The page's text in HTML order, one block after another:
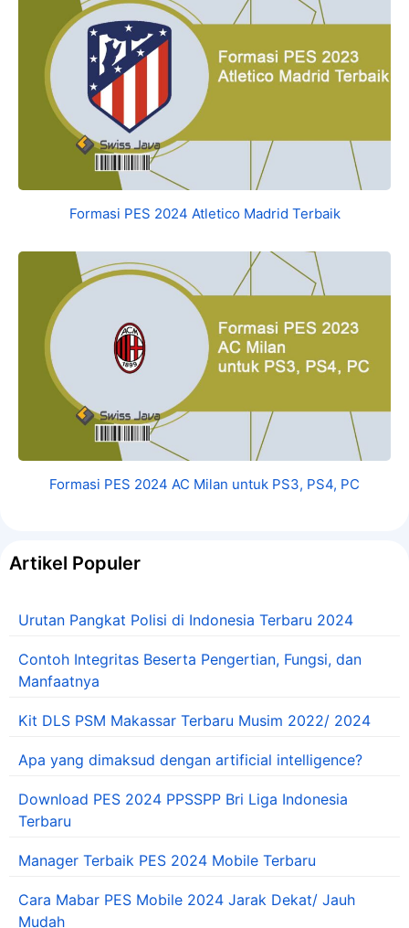
Formasi PES 2024 Atletico Madrid Terbaik
Formasi PES 2024 AC Milan untuk PS3, PS4, PC
Artikel Populer
Urutan Pangkat Polisi di Indonesia Terbaru 2024
Contoh Integritas Beserta Pengertian, Fungsi, dan
Manfaatnya
Kit DLS PSM Makassar Terbaru Musim 2022/ 2024
Apa yang dimaksud dengan artificial intelligence?
Download PES 2024 PPSSPP Bri Liga Indonesia
Terbaru
Manager Terbaik PES 2024 Mobile Terbaru
Cara Mabar PES Mobile 2024 Jarak Dekat/ Jauh
Mudah